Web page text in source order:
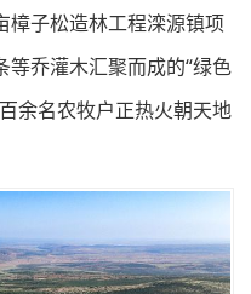
樟子松造林工程滦源镇项
等乔灌木汇聚而成的“绿色
余名农牧户正热火朝天地